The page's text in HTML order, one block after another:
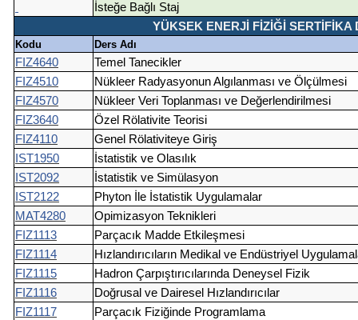
İsteğe Bağlı Staj
YÜKSEK ENERJİ FİZİĞİ
Kodu Ders Adı
FIZ4640
Temel Tanecikler
FIZ4510
Nükleer Radyasyonun Algılanması ve Ölçülmesi
FIZ4570
Nükleer Veri Toplanması ve Değerlendirilmesi
FIZ3640
Özel Rölativite Teorisi
FIZ4110
Genel Rölativiteye Giriş
IST1950
İstatistik ve Olasılık
IST2092
İstatistik ve Simülasyon
IST2122
Phyton İle İstatistik Uygulamalar
MAT4280
Opimizasyon Teknikleri
FIZ1113
Parçacık Madde Etkileşmesi
FIZ1114
Hızlandırıcıların Medikal ve Endüstriyel
FIZ1115
Hadron Çarpıştırıcılarında Deneysel Fizik
FIZ1116
Doğrusal ve Dairesel Hızlandırıcılar
FIZ1117
Parçacık Fiziğinde Programlama